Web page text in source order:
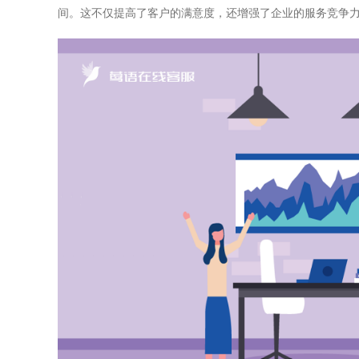
间。这不仅提高了客户的满意度，还增强了企业的服务竞争